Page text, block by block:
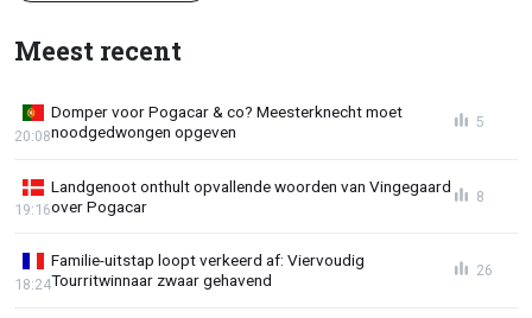
Meest recent
Domper voor Pogacar & co? Meesterknecht moet
noodgedwongen opgeven
20:08
5
Landgenoot onthult opvallende woorden van Vingegaard
over Pogacar
19:16
8
Familie-uitstap loopt verkeerd af: Viervoudig
Tourritwinnaar zwaar gehavend
18:24
26